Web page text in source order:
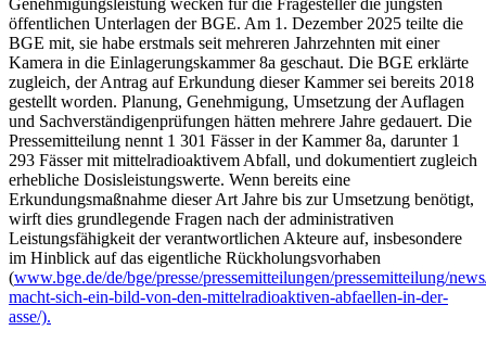
Genehmigungsleistung wecken für die Fragesteller die jüngsten
öffentlichen Unterlagen der BGE. Am 1. Dezember 2025 teilte die
BGE mit, sie habe erstmals seit mehreren Jahrzehnten mit einer
Kamera in die Einlagerungskammer 8a geschaut. Die BGE erklärte
zugleich, der Antrag auf Erkundung dieser Kammer sei bereits 2018
gestellt worden. Planung, Genehmigung, Umsetzung der Auflagen
und Sachverständigenprüfungen hätten mehrere Jahre gedauert. Die
Pressemitteilung nennt 1 301 Fässer in der Kammer 8a, darunter 1
293 Fässer mit mittelradioaktivem Abfall, und dokumentiert zugleich
erhebliche Dosisleistungswerte. Wenn bereits eine
Erkundungsmaßnahme dieser Art Jahre bis zur Umsetzung benötigt,
wirft dies grundlegende Fragen nach der administrativen
Leistungsfähigkeit der verantwortlichen Akteure auf, insbesondere
im Hinblick auf das eigentliche Rückholungsvorhaben
(www.bge.de/de/bge/presse/pressemitteilungen/pressemitteilung/
macht-sich-ein-bild-von-den-mittelradioaktiven-abfaellen-in-der-
asse/).